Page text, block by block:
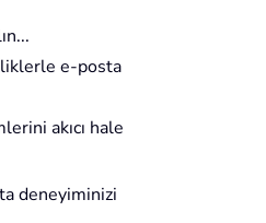
e-posta
akıcı hale
deneyiminizi